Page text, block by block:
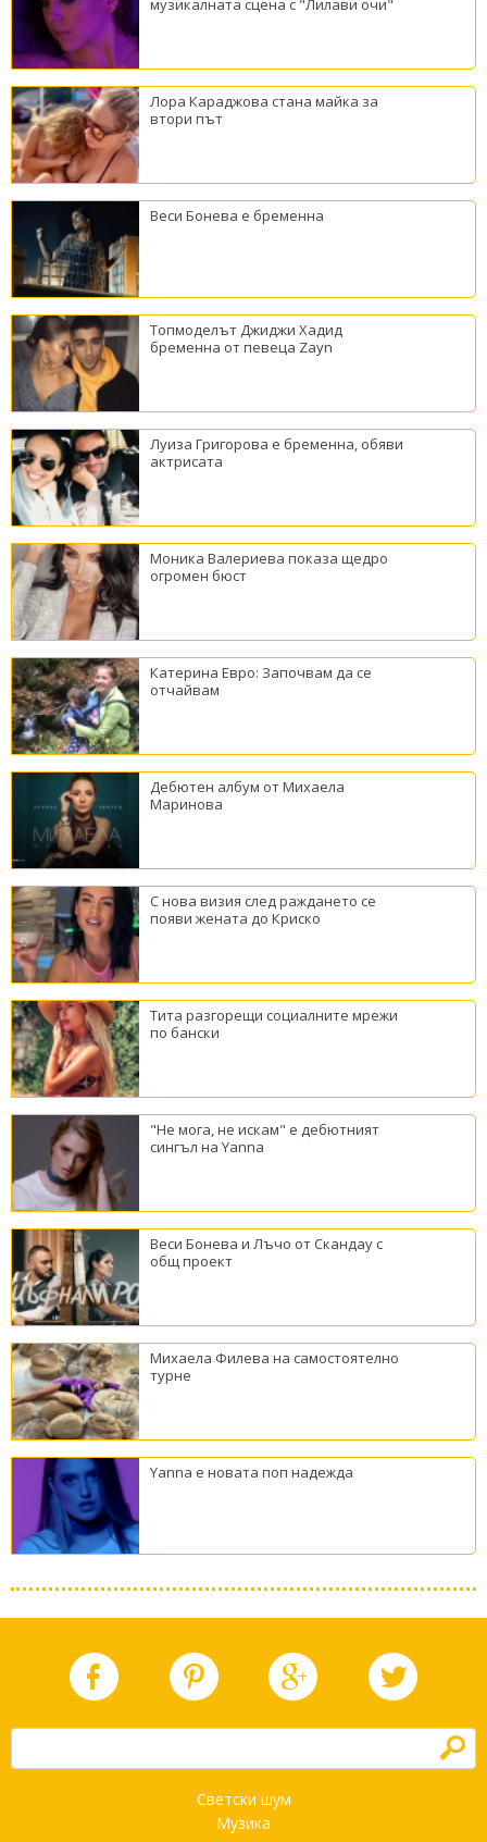
музикалната сцена с "Лилави очи"
Лора Караджова стана майка за
втори път
Веси Бонева е бременна
Топмоделът Джиджи Хадид
бременна от певеца Zayn
Луиза Григорова е бременна, обяви
актрисата
Моника Валериева показа щедро
огромен бюст
Катерина Евро: Започвам да се
отчайвам
Дебютен албум от Михаела
Маринова
С нова визия след раждането се
появи жената до Криско
Тита разгорещи социалните мрежи
по бански
"Не мога, не искам" е дебютният
сингъл на Yanna
Веси Бонева и Лъчо от Скандау с
общ проект
Михаела Филева на самостоятелно
турне
Yanna е новата поп надежда
h
Светски шум
Музика